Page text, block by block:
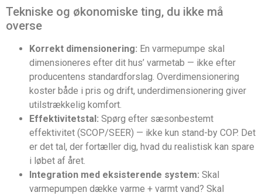
Tekniske og økonomiske ting, du ikke må
overse
Korrekt dimensionering: En varmepumpe skal
dimensioneres efter dit hus’ varmetab — ikke efter
producentens standardforslag. Overdimensionering
koster både i pris og drift, underdimensionering giver
utilstrækkelig komfort.
Effektivitetstal: Spørg efter sæsonbestemt
effektivitet (SCOP/SEER) — ikke kun stand-by COP. Det
er det tal, der fortæller dig, hvad du realistisk kan spare
i løbet af året.
Integration med eksisterende system: Skal
varmepumpen dække varme + varmt vand? Skal